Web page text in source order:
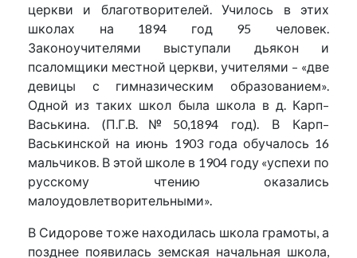
церкви и благотворителей. Училось в этих
школах на 1894 год 95 человек.
Законоучителями выступали дьякон и
псаломщики местной церкви, учителями – «две
девицы с гимназическим образованием».
Одной из таких школ была школа в д. Карп–
Васькина. (П.Г.В.№50,1894 год). В Карп–
Васькинской на июнь 1903 года обучалось 16
мальчиков. В этой школе в 1904 году «успехи по
русскому чтению оказались
малоудовлетворительными».
В Сидорове тоже находилась школа грамоты, а
позднее появилась земская начальная школа,